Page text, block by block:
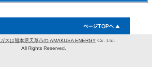
ガスは熊本県天草市の AMAKUSA ENERGYCo. Ltd.
All Rights Reserved.